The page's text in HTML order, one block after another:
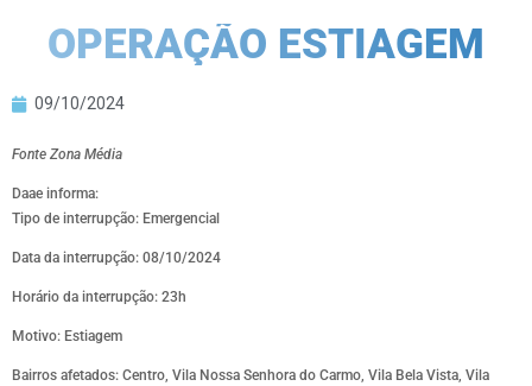
OPERAÇÃO ESTIAGEM
09/10/2024
Fonte Zona Média
Daae informa:
Tipo de interrupção: Emergencial
Data da interrupção: 08/10/2024
Horário da interrupção: 23h
Motivo: Estiagem
Bairros afetados: Centro, Vila Nossa Senhora do Carmo, Vila Bela Vista, Vila